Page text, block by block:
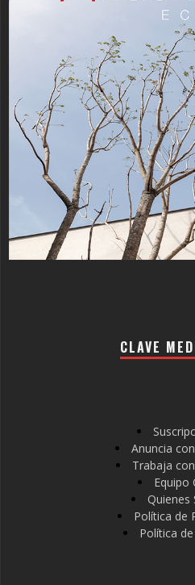
CLAVE
Anuncia
Trabaja
Equipo
Quienes
Política de
Política